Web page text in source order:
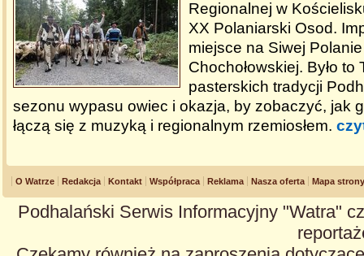
Regionalnej w
XX Polaniarski Osod.
miejsce na Siwej
Chochołowskiej. Było to
pasterskich tradycji
sezonu wypasu owiec i okazja, by zobaczyć, jak
łączą się z muzyką i regionalnym rzemiosłem.
O Watrze Redakcja Kontakt Współpraca Reklama Nasza oferta Mapa strony
Podhalański Serwis Informacyjny "Watra"